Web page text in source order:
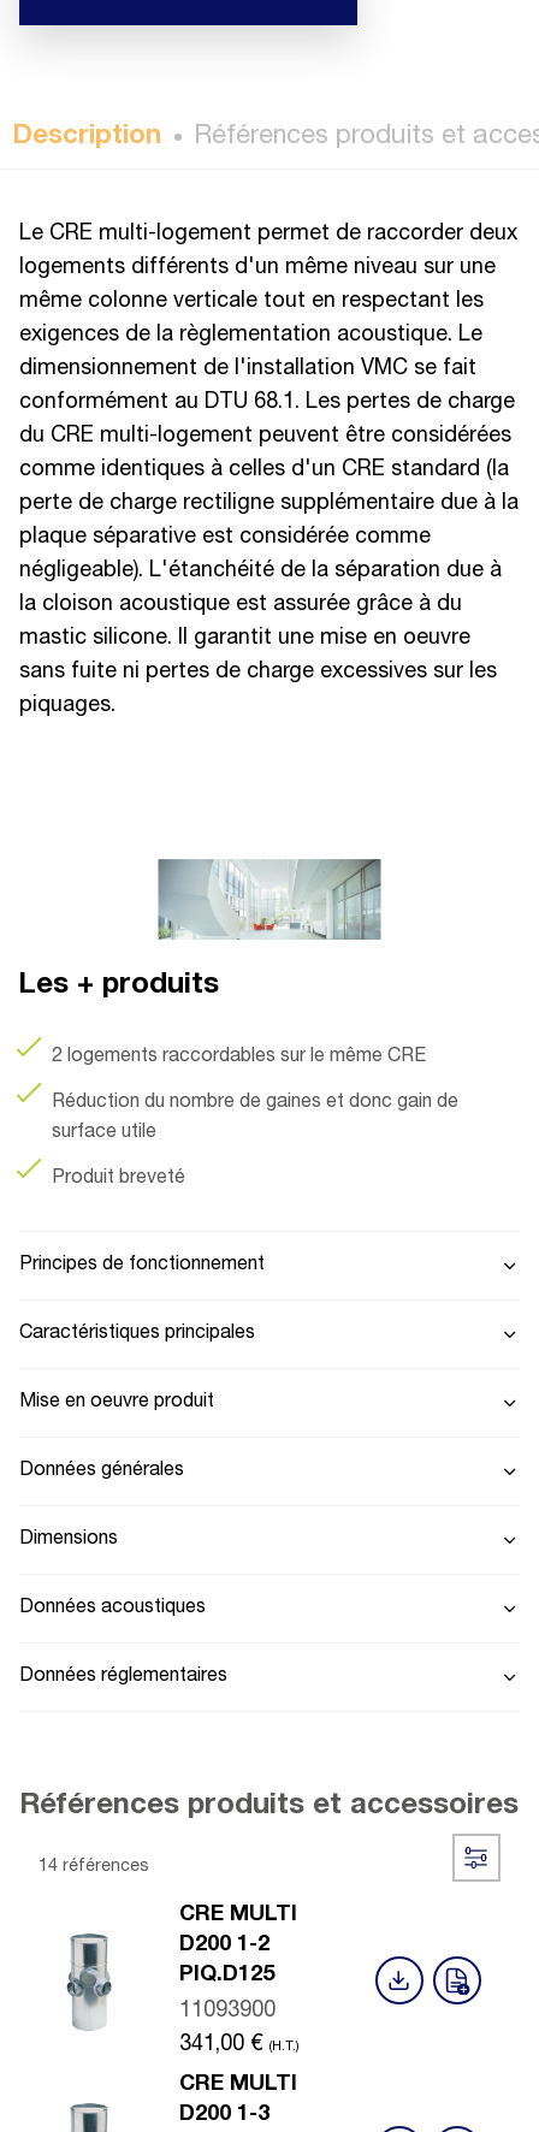
Description Références produits et
Le CRE multi-logement permet de raccorder deux
logements différents d'un même niveau sur une
même colonne verticale tout en respectant les
exigences de la règlementation acoustique. Le
dimensionnement de l'installation VMC se fait
conformément au DTU 68.1. Les pertes de charge
du CRE multi-logement peuvent être considérées
comme identiques à celles d'un CRE standard (la
perte de charge rectiligne supplémentaire due à la
plaque séparative est considérée comme
négligeable). L'étanchéité de la séparation due à
la cloison acoustique est assurée grâce à du
mastic silicone. Il garantit une mise en oeuvre
sans fuite ni pertes de charge excessives sur les
piquages.
Les + produits
2 logements raccordables sur le même CRE
Réduction du nombre de gaines et donc gain de
surface utile
Produit breveté
Principes de fonctionnement
Caractéristiques principales
Mise en oeuvre produit
Données générales
Dimensions
Données acoustiques
Données réglementaires
Références produits et accessoires
14 références
CRE MULTI
D200 1-2
PIQ.D125
11093900
341,00 € (H.T.)
CRE MULTI
D200 1-3